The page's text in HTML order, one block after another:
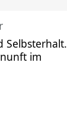
Selbsterhalt.
im